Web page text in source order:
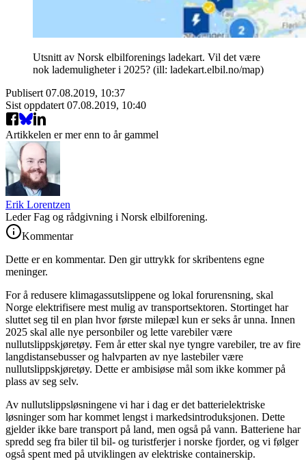
Utsnitt av Norsk elbilforenings ladekart. Vil det være
nok lademuligheter i 2025? (ill: ladekart.elbil.no/map)
Publisert 07.08.2019, 10:37
Sist oppdatert 07.08.2019, 10:40
Artikkelen er mer enn to år gammel
Erik Lorentzen
Leder Fag og rådgivning i Norsk elbilforening.
Kommentar
Dette er en kommentar. Den gir uttrykk for skribentens egne
meninger.
For å redusere klimagassutslippene og lokal forurensning, skal
Norge elektrifisere mest mulig av transportsektoren. Stortinget har
sluttet seg til en plan hvor første milepæl kun er seks år unna. Innen
2025 skal alle nye personbiler og lette varebiler være
nullutslippskjøretøy. Fem år etter skal nye tyngre varebiler, tre av fire
langdistansebusser og halvparten av nye lastebiler være
nullutslippskjøretøy. Dette er ambisiøse mål som ikke kommer på
plass av seg selv.
Av nullutslippsløsningene vi har i dag er det batterielektriske
løsninger som har kommet lengst i markedsintroduksjonen. Dette
gjelder ikke bare transport på land, men også på vann. Batteriene har
spredd seg fra biler til bil- og turistferjer i norske fjorder, og vi følger
også spent med på utviklingen av elektriske containerskip.